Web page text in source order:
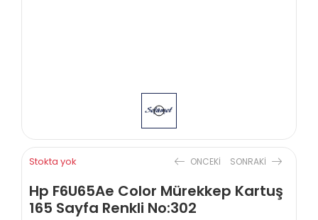
Stokta yok ONCEKI SONRAKI
Hp F6U65Ae Color Mürekkep Kartuş
165 Sayfa Renkli No:302